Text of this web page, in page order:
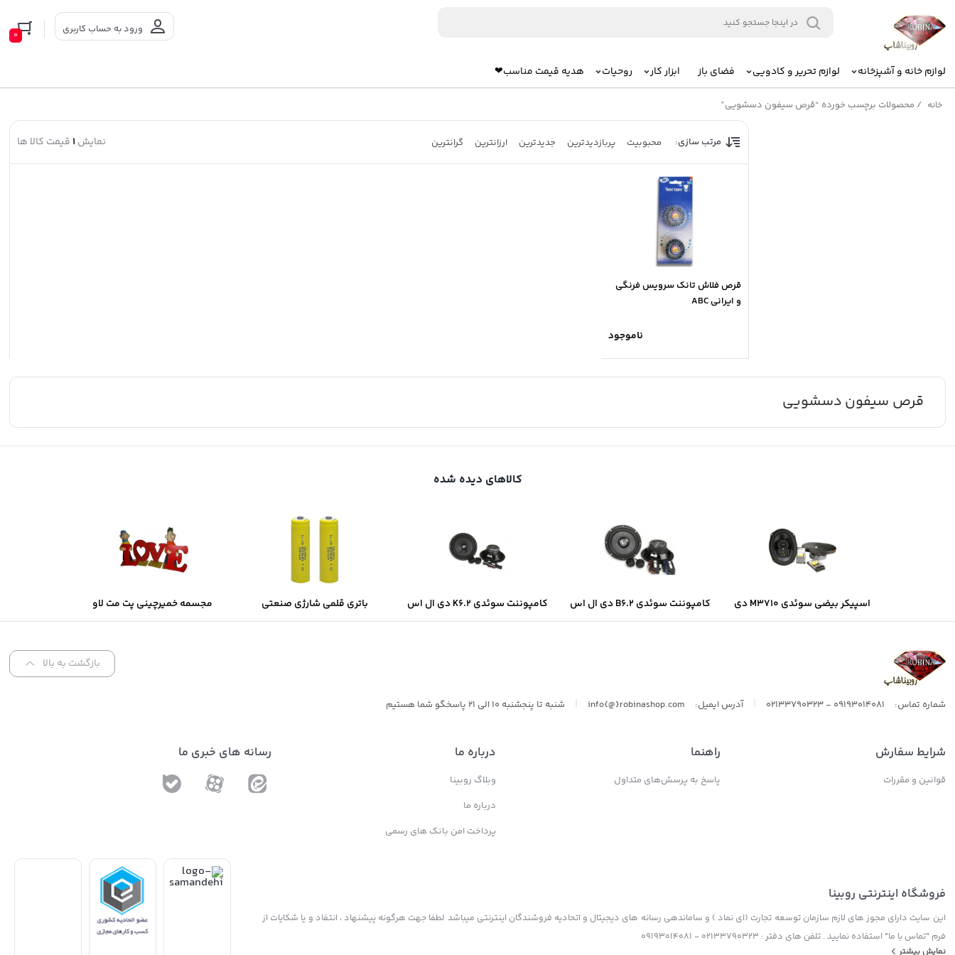
ورود به حساب کاربری 0
لوازم خانه و آشپزخانه لوازم تحریر و کادویی فضای باز ابزار کار روحیات هدیه قیمت مناسب❤
خانه / محصولات برچسب خورده “قرص سیفون دسشویی”
مرتب سازی: محبوبیت پربازدیدترین جدیدترین ارزانترین گرانترین نمایش1 قیمت کالا ها
قرص فلاش تانک سرویس فرنگی
و ایرانی ABC
ناموجود
قرص سیفون دسشویی
کالاهای دیده شده
اسپیکر بیضی سوئدی M3710 دی
ال اس
کامپوننت سوئدی B6.2 دی ال اس کامپوننت سوئدی K6.2 دی ال اس
باتری قلمی شارژی صنعتی
سولونیکس Solonix
مجسمه خمیرچینی پت مت لاو
بازگشت به بالا
شماره تماس: 09193014081 - 02133790323 آدرس ایمیل: info{@}robinashop.com شنبه تا پنجشنبه 10 الی 21 پاسخگو شما هستیم
شرایط سفارش
قوانین و مقررات
راهنما
پاسخ به پرسش‌های متداول
درباره ما
وبلاگ روبینا
درباره ما
پرداخت امن بانک های رسمی
رسانه های خبری ما
فروشگاه اینترنتی روبینا
این سایت دارای مجوز های لازم سازمان توسعه تجارت (ای نماد ) و ساماندهی رسانه های دیجیتال و اتحادیه فروشندگان اینترنتی میباشد لطفا جهت هرگونه پیشنهاد ، انتفاد و یا شکایات از
فرم "تماس با ما" استفاده نمایید . تلفن های دفتر : 02133790323 - 09193014081
نمایش بیشتر